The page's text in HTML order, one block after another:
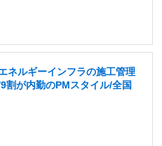
ネルギーインフラの施工管理
割が内勤のPMスタイル/全国